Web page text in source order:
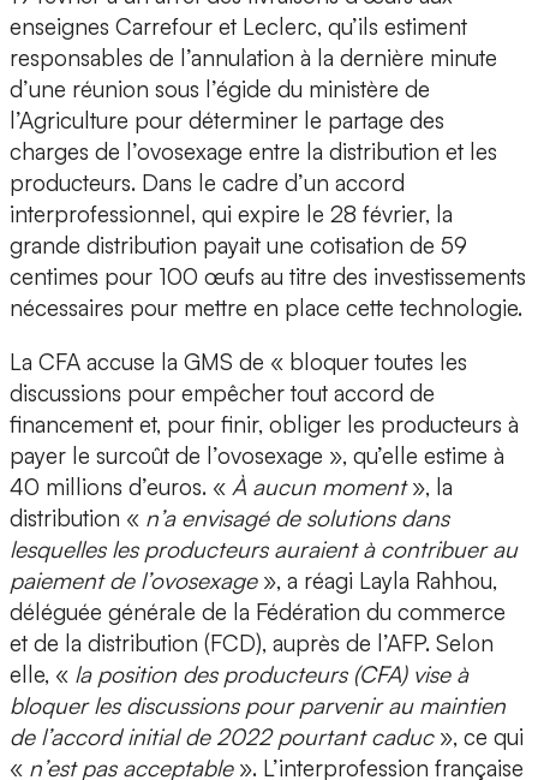
enseignes Carrefour et Leclerc, qu’ils estiment
responsables de l’annulation à la dernière minute
d’une réunion sous l’égide du ministère de
l’Agriculture pour déterminer le partage des
charges de l’ovosexage entre la distribution et les
producteurs. Dans le cadre d’un accord
interprofessionnel, qui expire le 28 février, la
grande distribution payait une cotisation de 59
centimes pour 100 œufs au titre des investissements
nécessaires pour mettre en place cette technologie.
La CFA accuse la GMS de « bloquer toutes les
discussions pour empêcher tout accord de
financement et, pour finir, obliger les producteurs à
payer le surcoût de l’ovosexage », qu’elle estime à
40 millions d’euros. « À aucun moment», la
distribution « n’a envisagé de solutions dans
lesquelles les producteurs auraient à contribuer au
paiement de l’ovosexage», a réagi Layla Rahhou,
déléguée générale de la Fédération du commerce
et de la distribution (FCD), auprès de l’AFP. Selon
elle, « la position des producteurs (CFA) vise à
bloquer les discussions pour parvenir au maintien
de l’accord initial de 2022 pourtant caduc», ce qui
« n’est pas acceptable». L’interprofession française